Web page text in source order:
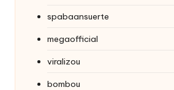
spabaansuerte
megaofficial
viralizou
bombou